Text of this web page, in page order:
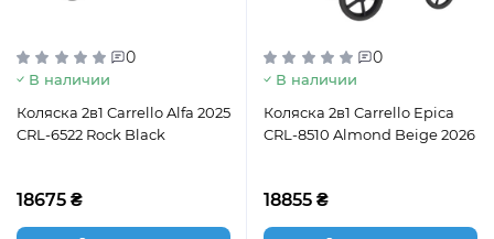
0
В наличии
Коляска 2в1 Carrello Alfa 2025
CRL-6522 Rock Black
18675 ₴
0
В наличии
Коляска 2в1 Carrello Epica
CRL-8510 Almond Beige 2026
18855 ₴